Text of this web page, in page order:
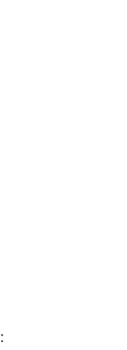
: